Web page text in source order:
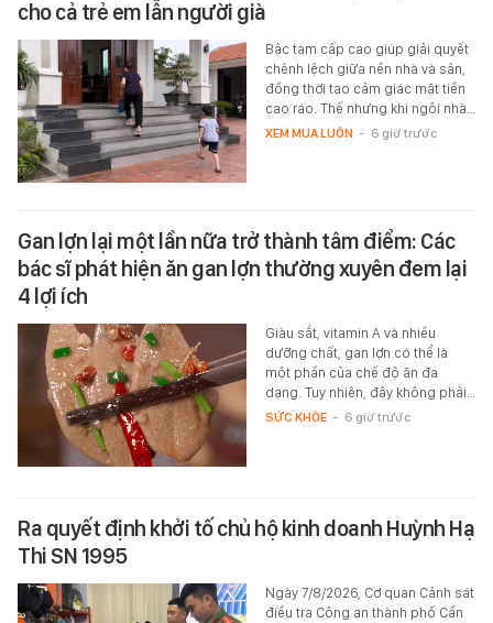
cho cả trẻ em lẫn người già
Bậc tam cấp cao giúp giải quyết
chênh lệch giữa nền nhà và sân,
đồng thời tạo cảm giác mặt tiền
cao ráo. Thế nhưng khi ngôi nhà…
XEM MUA LUÔN - 6 giờ trước
Gan lợn lại một lần nữa trở thành tâm điểm: Các
bác sĩ phát hiện ăn gan lợn thường xuyên đem lại
4 lợi ích
Giàu sắt, vitamin A và nhiều
dưỡng chất, gan lợn có thể là
một phần của chế độ ăn đa
dạng. Tuy nhiên, đây không phải…
SỨC KHỎE - 6 giờ trước
Ra quyết định khởi tố chủ hộ kinh doanh Huỳnh Hạ
Thi SN 1995
Ngày 7/8/2026, Cơ quan Cảnh sát
điều tra Công an thành phố Cần